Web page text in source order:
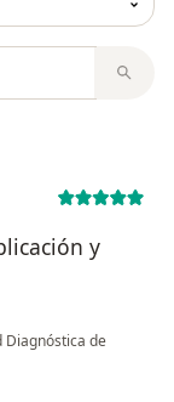
y
Diagnóstica de